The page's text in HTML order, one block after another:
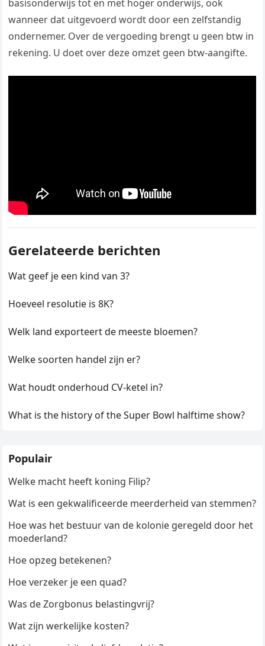
basisonderwijs tot en met hoger onderwijs, ook
wanneer dat uitgevoerd wordt door een zelfstandig
ondernemer. Over de vergoeding brengt u geen btw in
rekening. U doet over deze omzet geen btw-aangifte.
Gerelateerde berichten
Wat geef je een kind van 3?
Hoeveel resolutie is 8K?
Welk land exporteert de meeste bloemen?
Welke soorten handel zijn er?
Wat houdt onderhoud CV-ketel in?
What is the history of the Super Bowl halftime show?
Populair
Welke macht heeft koning Filip?
Wat is een gekwalificeerde meerderheid van stemmen?
Hoe was het bestuur van de kolonie geregeld door het
moederland?
Hoe opzeg betekenen?
Hoe verzeker je een quad?
Was de Zorgbonus belastingvrij?
Wat zijn werkelijke kosten?